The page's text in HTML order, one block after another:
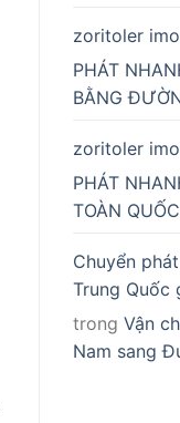
zoritoler
PHÁT
BẰNG
zoritoler
PHÁT
TOÀN QUỐC
Chuyển
Trung Quốc
trong Vận
Nam sang